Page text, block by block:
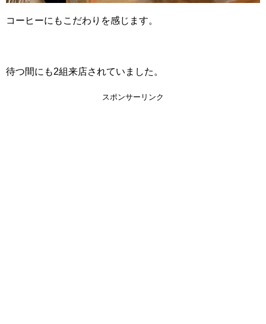
コーヒーにもこだわりを感じます。
待つ間にも2組来店されていました。
スポンサーリンク